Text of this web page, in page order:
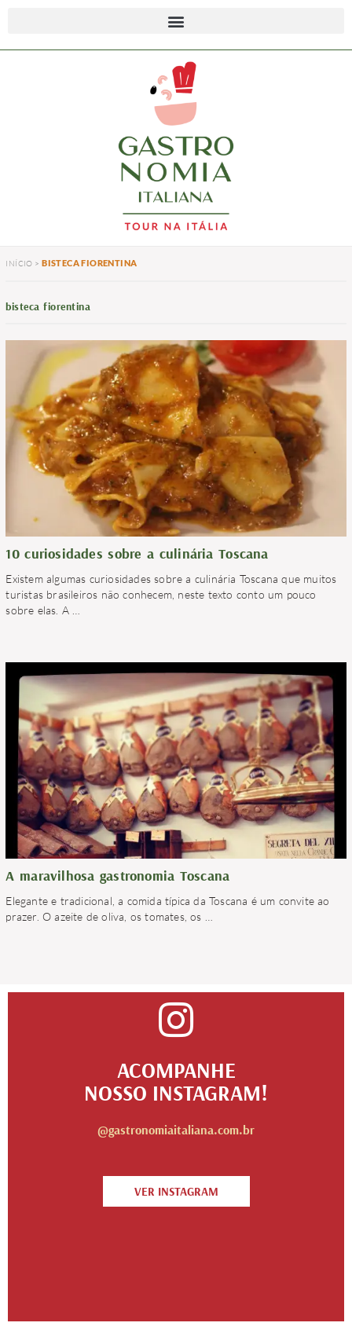
INÍCIO >BISTECA FIORENTINA
bisteca fiorentina
10 curiosidades sobre a culinária Toscana
Existem algumas curiosidades sobre a culinária Toscana que muitos
turistas brasileiros não conhecem, neste texto conto um pouco
sobre elas. A
A maravilhosa gastronomia Toscana
Elegante e tradicional, a comida típica da Toscana é um convite ao
prazer. O azeite de oliva, os tomates, os
ACOMPANHE
NOSSO INSTAGRAM!
@gastronomiaitaliana.com.br
VER INSTAGRAM